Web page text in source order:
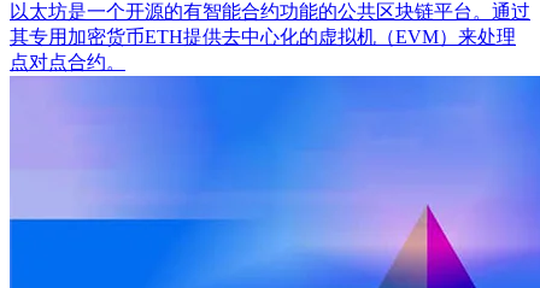
以太坊是一个开源的有智能合约功能的公共区块链平台。通过
其专用加密货币ETH提供去中心化的虚拟机（EVM）来处理
点对点合约。